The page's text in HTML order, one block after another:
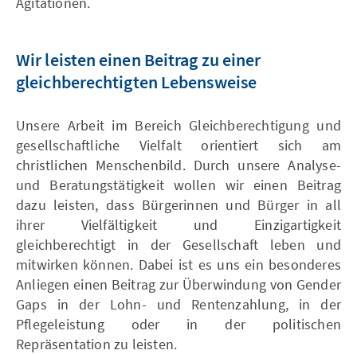
Wir leisten einen Beitrag zu einer
gleichberechtigten Lebensweise
Unsere Arbeit im Bereich Gleichberechtigung und
gesellschaftliche Vielfalt orientiert sich am
christlichen Menschenbild. Durch unsere Analyse-
und Beratungstätigkeit wollen wir einen Beitrag
dazu leisten, dass Bürgerinnen und Bürger in all
ihrer Vielfältigkeit und Einzigartigkeit
gleichberechtigt in der Gesellschaft leben und
mitwirken können. Dabei ist es uns ein besonderes
Anliegen einen Beitrag zur Überwindung von Gender
Gaps in der Lohn- und Rentenzahlung, in der
Pflegeleistung oder in der politischen
Repräsentation zu leisten.